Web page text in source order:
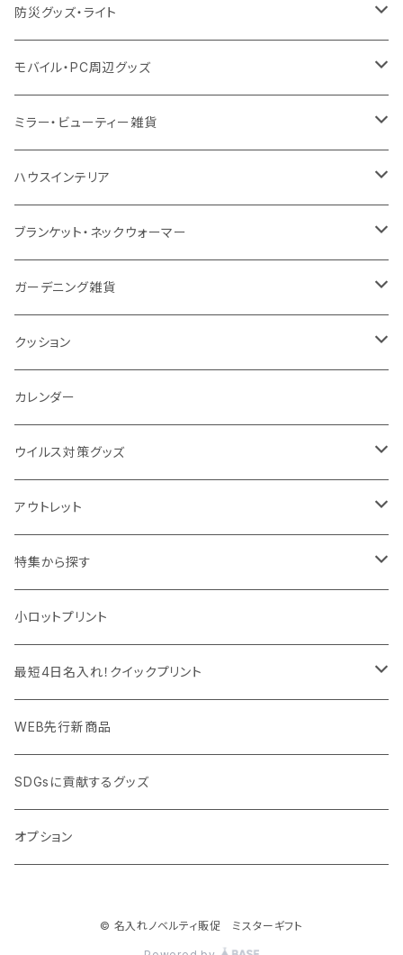
保冷
スウェット
不織布
保冷
EVA
防水
ナイロン
ポリエステル
リネン
カスタムデザインボトル
アルミタンブラー
バンブータンブラー
コーヒー配合タンブラー
カスタムデザインタンブラー
バンブー
コーヒー配合
プラスチック
陶器
磁器マグ・湯呑
カスタムデザイン
フードポット
コースター
ドリンク用品
保存容器
キッチンツール
単色ボールペン
多機能ペン
ペンケース
メモ
ノート
付箋
トレイ
パットカバー、ブックカバー
IDケース、パスケース、コインケース
デスク周辺
防災グッズ・ライト
防災セット
ラジオ・スピーカー
ハンディライト
デスクライト
付属ライト
ランタン
非常食
モバイル・PC周辺グッズ
チャージャー
充電器
モバイルスタンド
モバイルリング
アクセサリー・スマホケース
タッチペン
USBケーブル・ハブ
イヤホン・ヘッドフォン
マウスパッド
モバイル周辺グッズ
PC周辺グッズ
ミラー・ビューティー雑貨
折りたたみ式ミラー
スライド式ミラー
ケース付きミラー
手持ちミラー
ビューティー雑貨
ハウスインテリア
ピクチャーボード、ポスター
フォトフレーム、スタンド
キーホルダー
時計
ブランケット・ネックウォーマー
ブランケット
ネックウォーマー
マフラー・ストール
ガーデニング雑貨
F.O.B COOP
クッション
折りたたみクッション
カレンダー
ウイルス対策グッズ
除菌グッズ
パーテーション
マスク・フェイスシールド
測定・測量用品
加湿器・オゾン発生器
ウイルス対策消耗品
ウイルス対策備品
アウトレット
アウトレット
ドリンクフェア
ボトル・タンブラー
ポーチ・巾着
タオル・ブランケット
その他雑貨品
特集から探す
エンタメグッズ・イベント会場物販品
ご当地グッズ・オリジナルお土産品
フルカラー印刷ノベルティ
予算消化・備品におすすめグッズ
展示会・説明会ノベルティ
小ロットプリント
最短4日名入れ！クイックプリント
クイック印刷対応トートバッグ・エコバッグ
クイック印刷対応ポーチ・巾着
クイック印刷対応ボトル
WEB先行新商品
SDGsに貢献するグッズ
オプション
© 名入れノベルティ販促 ミスターギフト